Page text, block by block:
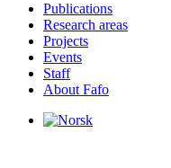
Publications
Research areas
Projects
Events
Staff
About Fafo